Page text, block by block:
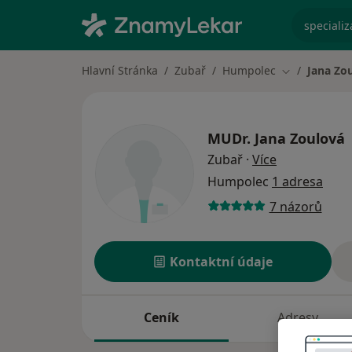
Hlavní Stránka Zubař Humpolec Změna města
Jana
MUDr. Jana Zoulová
Zubař · Více
Humpolec 1 adresa
7 názorů
Kontaktní údaje
Ceník Adresy